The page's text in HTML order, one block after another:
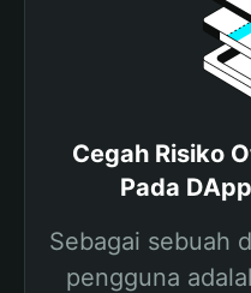
Cegah Risiko
Pada
Sebagai sebuah
pengguna